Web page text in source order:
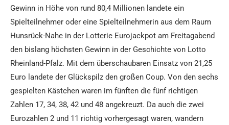
Gewinn in Höhe von rund 80,4 Millionen landete ein
Spielteilnehmer oder eine Spielteilnehmerin aus dem Raum
Hunsrück-Nahe in der Lotterie Eurojackpot am Freitagabend
den bislang höchsten Gewinn in der Geschichte von Lotto
Rheinland-Pfalz. Mit dem überschaubaren Einsatz von 21,25
Euro landete der Glückspilz den großen Coup. Von den sechs
gespielten Kästchen waren im fünften die fünf richtigen
Zahlen 17, 34, 38, 42 und 48 angekreuzt. Da auch die zwei
Eurozahlen 2 und 11 richtig vorhergesagt waren, wandern